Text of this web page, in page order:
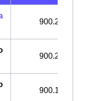
900.225.235
900.200.708
900.100.309